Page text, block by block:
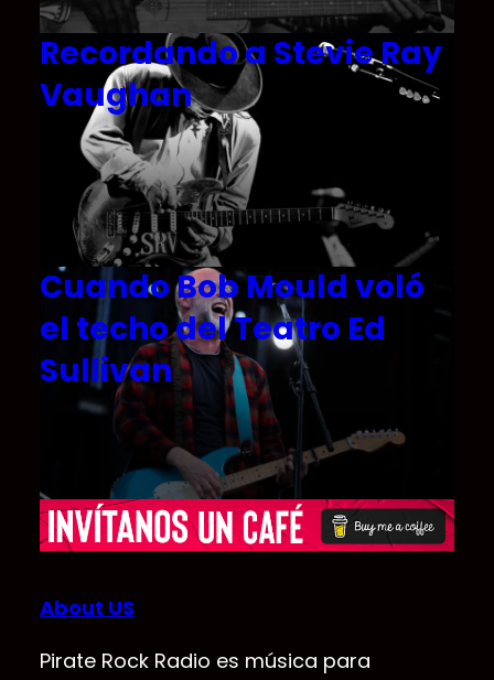
Recordando a Stevie Ray
Vaughan
Cuando Bob Mould voló
el techo del Teatro Ed
Sullivan
About US
Pirate Rock Radio es música para